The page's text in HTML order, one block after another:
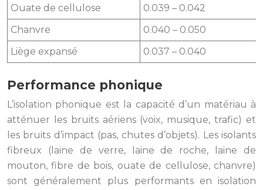
Ouate de cellulose
0.039 – 0.042
Chanvre
0.040 – 0.050
Liège expansé
0.037 – 0.040
Performance phonique
L’isolation phonique est la capacité d’un matériau à
atténuer les bruits aériens (voix, musique, trafic) et
les bruits d’impact (pas, chutes d’objets). Les isolants
fibreux (laine de verre, laine de roche, laine de
mouton, fibre de bois, ouate de cellulose, chanvre)
sont généralement plus performants en isolation